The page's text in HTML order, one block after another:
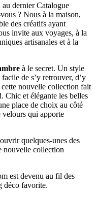
dernier Catalogue
? Nous à la maison,
des créatifs ayant
invite aux voyages, à la
artisanales et à la
à le secret. Un style
de s’y retrouver, d’y
nouvelle collection fait
Chic et élégante les belles
place de choix au côté
velours qui apporte
quelques-unes des
nouvelle collection
est devenu au fil des
déco favorite.